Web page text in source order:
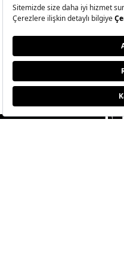
Stil
Moda Haftaları
Defile